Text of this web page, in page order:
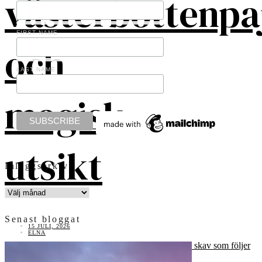
och
magisk
utsikt
15 JULI, 2026
ELNA
FIRST NAME
LAST NAME
Inläggsarkiv
INLÄGGSARKIV
Senast bloggat
Här är den sköna sommaren. Och vardagens skav som följer